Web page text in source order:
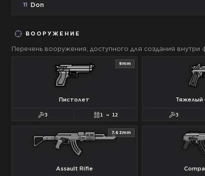
11 Don
ВООРУЖЕНИЕ
Перечень вооружения, доступного для создания внутри
9mm
Пистолет
3 1 → 12
Тяжелый
3
7.62mm
Assault Rifle